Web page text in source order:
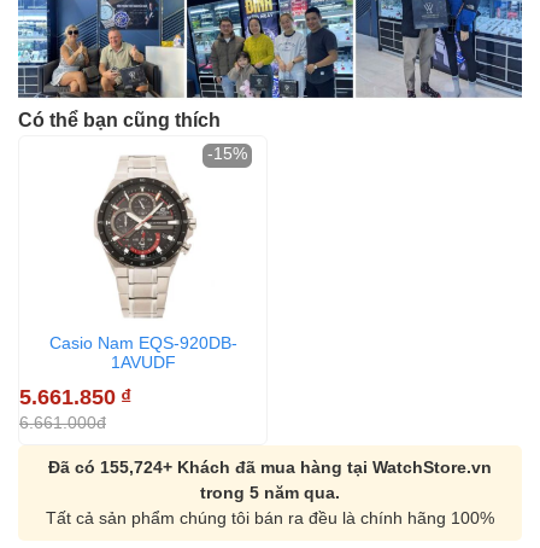
Có thể bạn cũng thích
Casio Nam EQS-920DB-
1AVUDF
5.661.850 ₫
6.661.000đ
-15%
Đã có 155,724+ Khách đã mua hàng tại WatchStore.vn
trong 5 năm qua.
Tất cả sản phẩm chúng tôi bán ra đều là chính hãng 100%